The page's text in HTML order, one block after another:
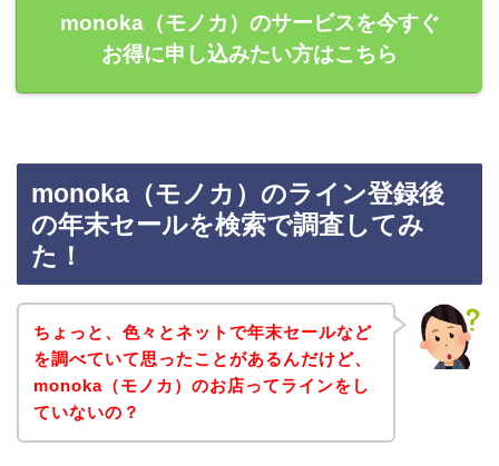
monoka（モノカ）のサービスを今すぐ
お得に申し込みたい方はこちら
monoka（モノカ）のライン登録後
の年末セールを検索で調査してみ
た！
ちょっと、色々とネットで年末セールなど
を調べていて思ったことがあるんだけど、
monoka（モノカ）のお店ってラインをし
ていないの？